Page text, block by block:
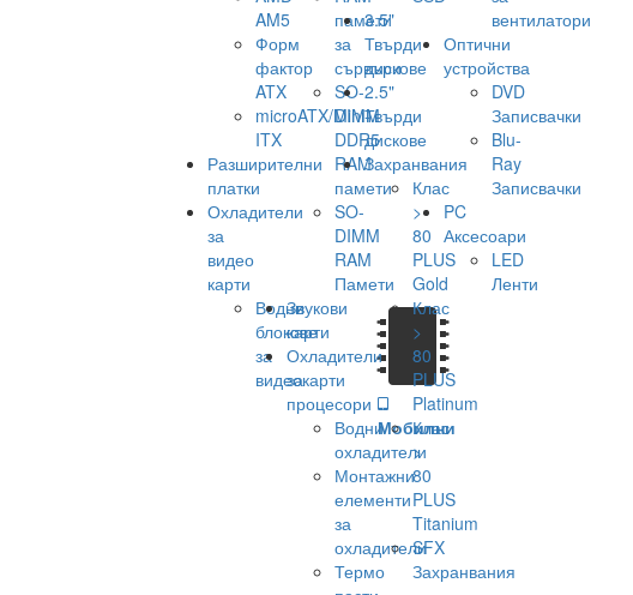
AM5
Форм
фактор
ATX
microATX/Mini-
ITX
Разширителни
платки
Охладители
за
видео
карти
Водни
блокове
за
видеокарти
памети
за
сървъри
SO-
DIMM
DDR5
RAM
памети
SO-
DIMM
RAM
Памети
Звукови
карти
Охладители
за
процесори
Водни
охладители
Монтажни
елементи
за
охладители
Термо
3.5"
Твърди
дискове
2.5"
Твърди
дискове
Захранвания
Клас
>
80
PLUS
Gold
Клас
>
80
PLUS
Platinum
Клас
>
80
PLUS
Titanium
SFX
Захранвания
вентилатори
Оптични
устройства
DVD
Записвачки
Blu-
Ray
Записвачки
PC
Аксесоари
LED
Ленти
Мобилни